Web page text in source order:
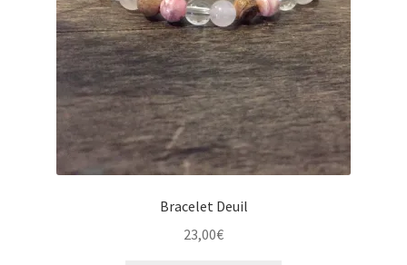
Bracelet Deuil
23,00€